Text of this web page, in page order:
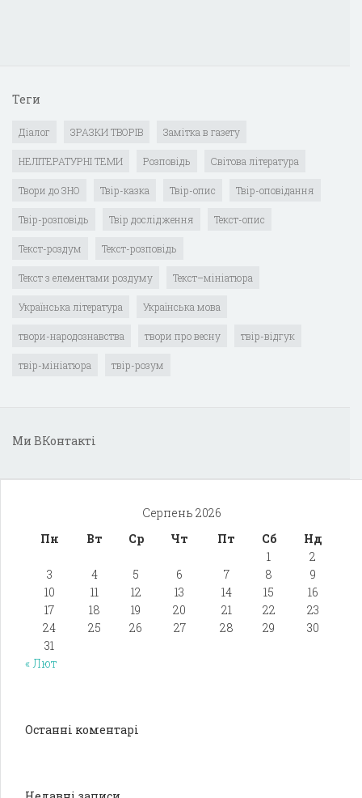
Теги
Діалог ЗРАЗКИ ТВОРІВ Замітка в газету
НЕЛІТЕРАТУРНІ ТЕМИ Розповідь Світова література
Твори до ЗНО Твір-казка Твір-опис Твір-оповідання
Твір-розповідь Твір дослідження Текст-опис
Текст-роздум Текст-розповідь
Текст з елементами роздуму Текст–мініатюра
Українська література Українська мова
твори-народознавства твори про весну твір-відгук
твір-мініатюра твір-розум
Ми ВКонтакті
Серпень 2026
Пн
Вт Ср Чт Пт Сб
Нд
1
2
3
4 5 6 7 8
9
10
11 12 13 14 15
16
17
18 19 20 21 22
23
24
25 26 27 28 29
30
31
« Лют
Останні коментарі